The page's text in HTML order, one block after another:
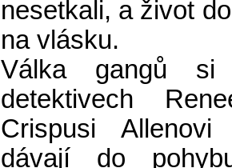
nesetkali, a život
na vlásku.
Válka gangů
detektivech
Crispusi
dávají do